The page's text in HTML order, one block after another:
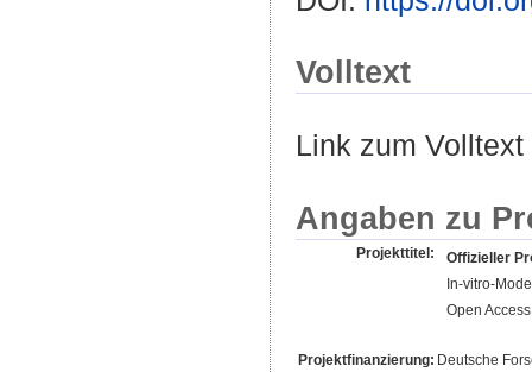
Volltext
Link zum
Angaben zu
Projekttitel:
Offizieller
In-vitro-
Open
Projektfinanzierung: Deutsche